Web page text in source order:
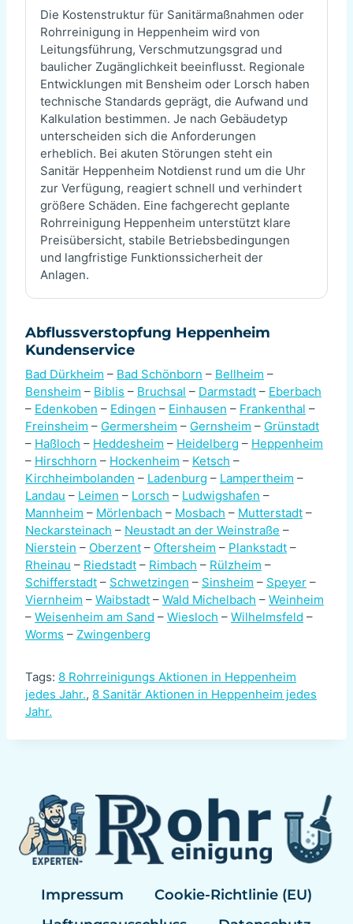
Die Kostenstruktur für Sanitärmaßnahmen oder
Rohrreinigung in Heppenheim wird von
Leitungsführung, Verschmutzungsgrad und
baulicher Zugänglichkeit beeinflusst. Regionale
Entwicklungen mit Bensheim oder Lorsch haben
technische Standards geprägt, die Aufwand und
Kalkulation bestimmen. Je nach Gebäudetyp
unterscheiden sich die Anforderungen
erheblich. Bei akuten Störungen steht ein
Sanitär Heppenheim Notdienst rund um die Uhr
zur Verfügung, reagiert schnell und verhindert
größere Schäden. Eine fachgerecht geplante
Rohrreinigung Heppenheim unterstützt klare
Preisübersicht, stabile Betriebsbedingungen
und langfristige Funktionssicherheit der
Anlagen.
Abflussverstopfung Heppenheim
Kundenservice
Bad Dürkheim – Bad Schönborn – Bellheim –
Bensheim – Biblis – Bruchsal – Darmstadt – Eberbach
– Edenkoben – Edingen – Einhausen – Frankenthal –
Freinsheim – Germersheim – Gernsheim – Grünstadt
– Haßloch – Heddesheim – Heidelberg – Heppenheim
– Hirschhorn – Hockenheim – Ketsch –
Kirchheimbolanden – Ladenburg – Lampertheim –
Landau – Leimen – Lorsch – Ludwigshafen –
Mannheim – Mörlenbach – Mosbach – Mutterstadt –
Neckarsteinach – Neustadt an der Weinstraße –
Nierstein – Oberzent – Oftersheim – Plankstadt –
Rheinau – Riedstadt – Rimbach – Rülzheim –
Schifferstadt – Schwetzingen – Sinsheim – Speyer –
Viernheim – Waibstadt – Wald Michelbach – Weinheim
– Weisenheim am Sand – Wiesloch – Wilhelmsfeld –
Worms – Zwingenberg
Tags: 8 Rohrreinigungs Aktionen in Heppenheim
jedes Jahr., 8 Sanitär Aktionen in Heppenheim jedes
Jahr.
Impressum
Cookie-Richtlinie (EU)